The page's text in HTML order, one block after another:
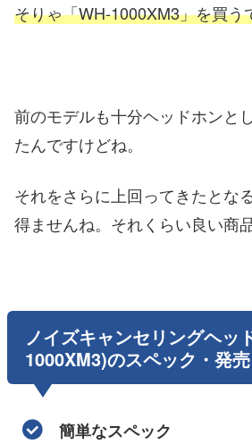
そりゃ「WH-1000XM3」を買う
前のモデルも十分ヘッドホンと
たんですけどね。
それをさらに上回ってきたとな
得ませんね。それくらい良い商
ノイズキャンセリングヘッ
1000XM3)のスペック・発
簡単なスペック